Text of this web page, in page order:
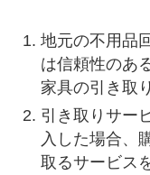
地元の不用品
は信頼性のあ
家具の引き取
引き取りサー
入した場合、
取るサービス